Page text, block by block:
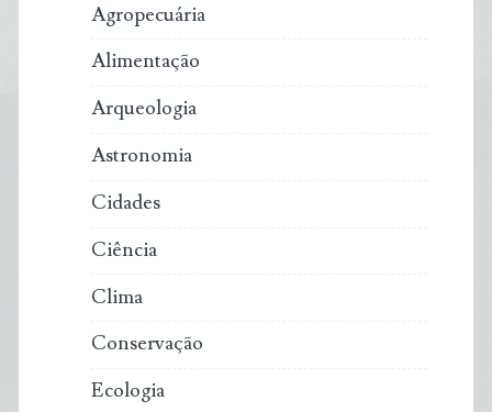
Agropecuária
Alimentação
Arqueologia
Astronomia
Cidades
Ciência
Clima
Conservação
Ecologia